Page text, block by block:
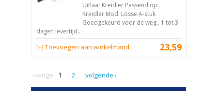
Uitlaat Kreidler Passend op:
Kreidler Mod. Losse A-stuk
Goedgekeurd voor de weg.. 1 tot 3
dagen levertijd...
23,59
[+] Toevoegen aan winkelmand
‹ vorige 1 2 volgende ›